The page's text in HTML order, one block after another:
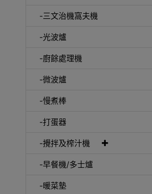
-三文治機窩夫機
-光波爐
-廚餘處理機
-微波爐
-慢煮棒
-打蛋器
-攪拌及榨汁機
-早餐機/多士爐
-暖菜墊